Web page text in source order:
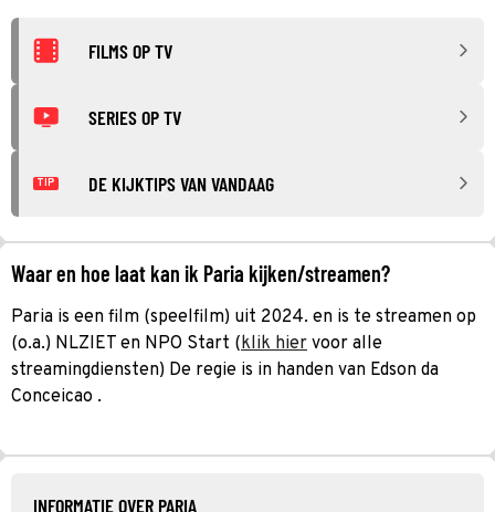
FILMS OP TV
SERIES OP TV
TIP DE KIJKTIPS VAN VANDAAG
Waar en hoe laat kan ik Paria kijken/streamen?
Paria is een film (speelfilm) uit 2024. en is te streamen op
(o.a.) NLZIET en NPO Start (klik hier voor alle
streamingdiensten) De regie is in handen van Edson da
Conceicao .
INFORMATIE OVER PARIA